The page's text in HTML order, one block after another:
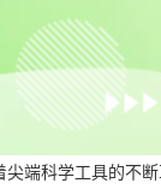
尖端科学工具的不